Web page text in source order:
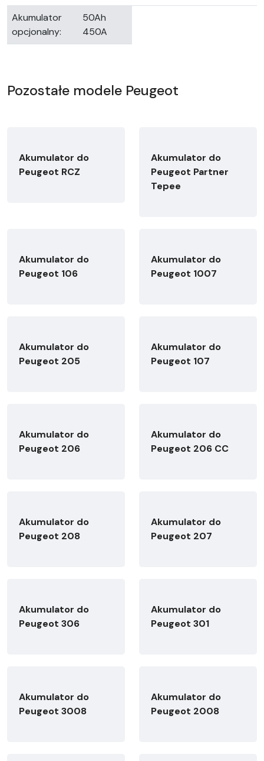
Akumulator
opcjonalny:
50Ah
450A
Pozostałe modele Peugeot
Akumulator do
Peugeot RCZ
Akumulator do
Peugeot Partner
Tepee
Akumulator do
Peugeot 106
Akumulator do
Peugeot 1007
Akumulator do
Peugeot 205
Akumulator do
Peugeot 107
Akumulator do
Peugeot 206
Akumulator do
Peugeot 206 CC
Akumulator do
Peugeot 208
Akumulator do
Peugeot 207
Akumulator do
Peugeot 306
Akumulator do
Peugeot 301
Akumulator do
Peugeot 3008
Akumulator do
Peugeot 2008